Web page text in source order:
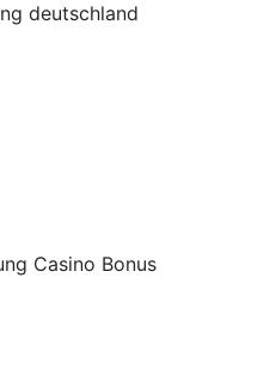
deutschland
Casino Bonus